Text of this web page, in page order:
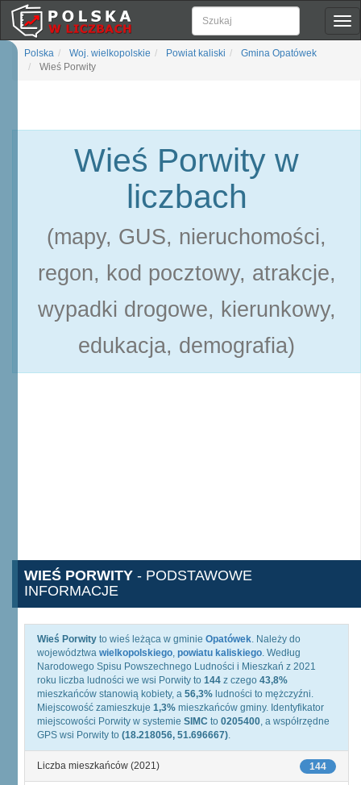
Polska Woj. wielkopolskie Powiat kaliski
Gmina Opatówek
Wieś Porwity
Wieś Porwity w
liczbach
(mapy, GUS, nieruchomości,
regon, kod pocztowy, atrakcje,
wypadki drogowe, kierunkowy,
edukacja, demografia)
WIEŚ PORWITY - PODSTAWOWE
INFORMACJE
Wieś Porwity to wieś leżąca w gminie Opatówek. Należy do
województwa wielkopolskiego, powiatu kaliskiego. Według
Narodowego Spisu Powszechnego Ludności i Mieszkań z 2021
roku liczba ludności we wsi Porwity to 144 z czego 43,8%
mieszkańców stanowią kobiety, a 56,3% ludności to mężczyźni.
Miejscowość zamieszkuje 1,3% mieszkańców gminy. Identyfikator
miejscowości Porwity w systemie SIMC to 0205400, a współrzędne
GPS wsi Porwity to (18.218056, 51.696667).
144
Liczba mieszkańców (2021)